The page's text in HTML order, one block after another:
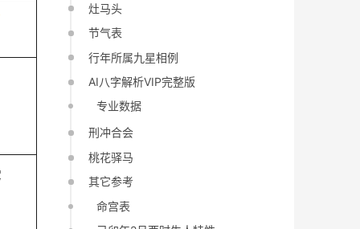
灶马头
节气表
行年所属九星相例
AI八字解析VIP完整版
专业数据
刑冲合会
桃花驿马
其它参考
命宫表